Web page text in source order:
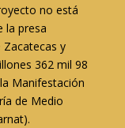
no está
la presa
y
362 mil 98
Manifestación
de Medio